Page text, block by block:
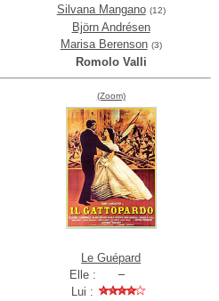
Silvana Mangano (12)
Björn Andrésen
Marisa Berenson (3)
Romolo Valli
(Zoom)
Le Guépard
Elle :
Lui :